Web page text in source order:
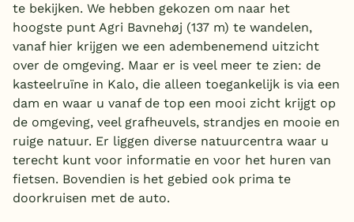
te bekijken. We hebben gekozen om naar het
hoogste punt Agri Bavnehøj (137 m) te wandelen,
vanaf hier krijgen we een adembenemend uitzicht
over de omgeving. Maar er is veel meer te zien: de
kasteelruïne in Kalo, die alleen toegankelijk is via een
dam en waar u vanaf de top een mooi zicht krijgt op
de omgeving, veel grafheuvels, strandjes en mooie en
ruige natuur. Er liggen diverse natuurcentra waar u
terecht kunt voor informatie en voor het huren van
fietsen. Bovendien is het gebied ook prima te
doorkruisen met de auto.